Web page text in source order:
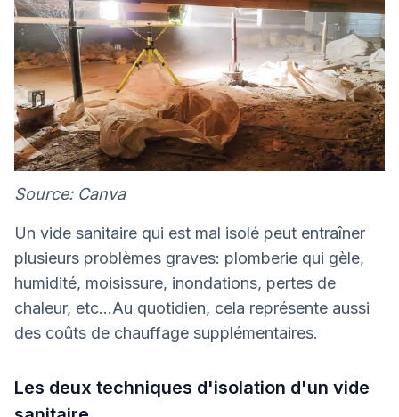
Source: Canva
Un vide sanitaire qui est mal isolé peut entraîner
plusieurs problèmes graves: plomberie qui gèle,
humidité, moisissure, inondations, pertes de
chaleur, etc...Au quotidien, cela représente aussi
des coûts de chauffage supplémentaires.
Les deux techniques d'isolation d'un vide